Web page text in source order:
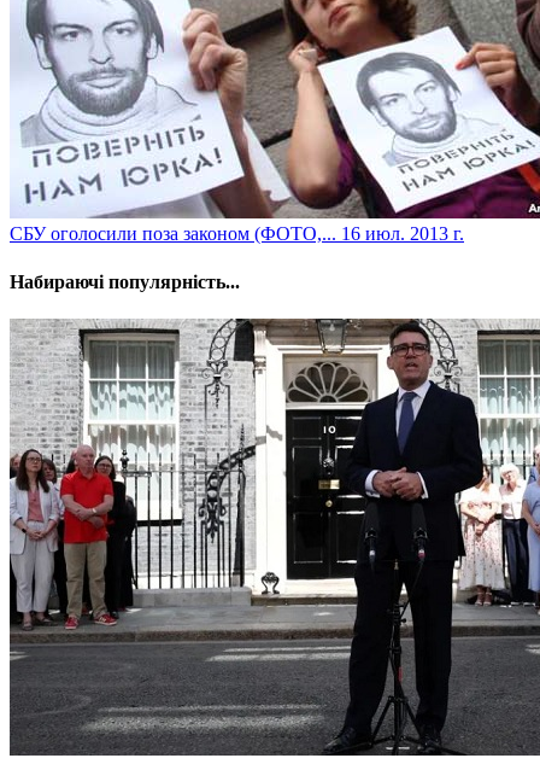
СБУ оголосили поза законом (ФОТО,... 16 июл. 2013 г.
Набираючі популярність...